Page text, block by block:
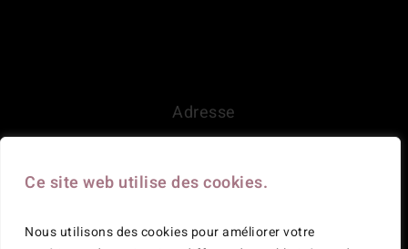
Ce site web utilise des cookies.
Nous utilisons des cookies pour améliorer votre
Adresse
51800 Sainte-Ménehould
Réservation